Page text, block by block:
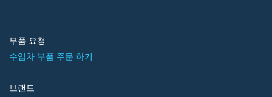
부품 요청
수입차 부품 주문 하기
브랜드